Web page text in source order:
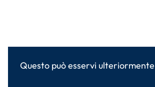
Questo può esservi